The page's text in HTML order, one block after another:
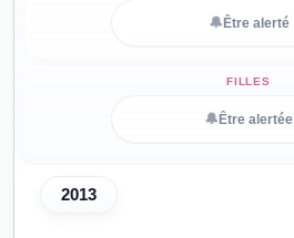
🔔 Être alerté
🔔 Être alertée
2013